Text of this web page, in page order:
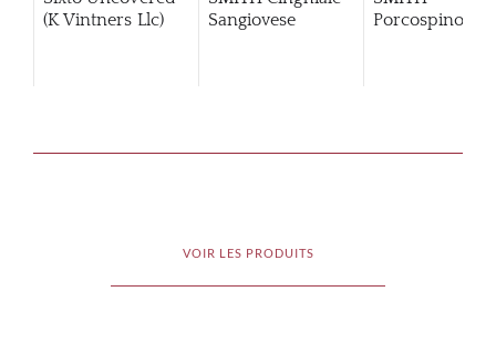
(K Vintners Llc)
Sangiovese
Porcospino
VOIR LES PRODUITS